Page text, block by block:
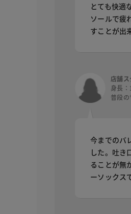
とても快適
ソールで疲
すことが出
店舗
身長
普段
今までのバ
した。吐き
ることが無
ーソックス